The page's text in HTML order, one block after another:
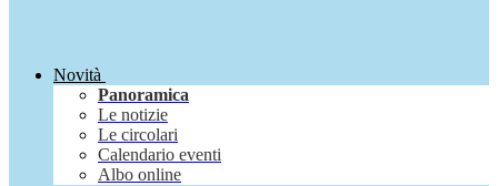
Novità
Panoramica
Le notizie
Le circolari
Calendario eventi
Albo online